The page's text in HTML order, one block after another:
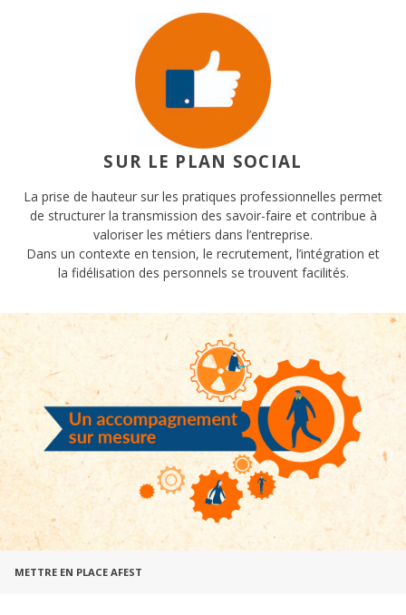
SUR LE PLAN SOCIAL
La prise de hauteur sur les pratiques professionnelles permet
de structurer la transmission des savoir-faire et contribue à
valoriser les métiers dans l’entreprise.
Dans un contexte en tension, le recrutement, l’intégration et
la fidélisation des personnels se trouvent facilités.
METTRE EN PLACE AFEST